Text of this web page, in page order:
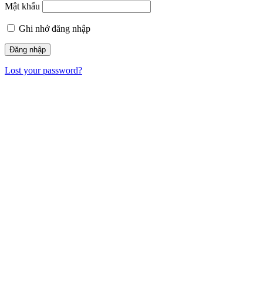
Mật khẩu
Ghi nhớ đăng nhập
Lost your password?